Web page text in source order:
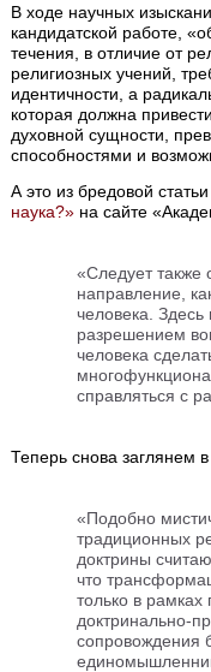
В ходе научных
кандидатской работе,
течения, в отличие от
религиозных учений,
идентичности, а
которая должна
духовной сущности,
способностями и
А это из бредовой
наука?» на сайте
«Следует также
направление,
человека.
разрешением
человека
справляться с
Теперь снова заглянем
«Подобно
традиционных
доктрины
что
только в
доктринально-
сопровождения